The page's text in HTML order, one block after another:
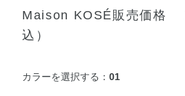
Maison KOSÉ販売価格
込）
カラーを選択する：01